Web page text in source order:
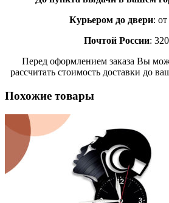
Курьером до двери:
Почтой России:
Перед оформлением заказа Вы
рассчитать стоимость доставки до
Похожие товары